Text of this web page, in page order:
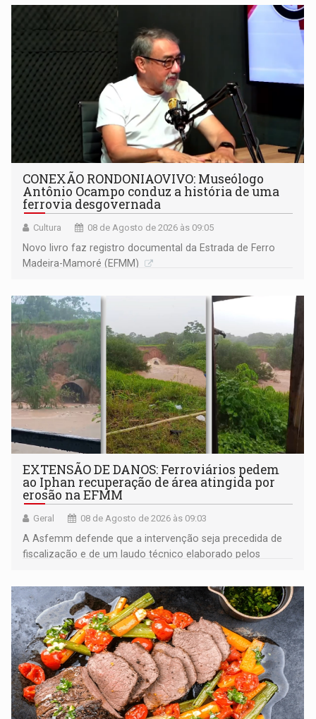
CONEXÃO RONDONIAOVIVO: Museólogo
Antônio Ocampo conduz a história de uma
ferrovia desgovernada
Cultura 08 de Agosto de 2026 às 09:05
Novo livro faz registro documental da Estrada de Ferro
Madeira-Mamoré (EFMM)
EXTENSÃO DE DANOS: Ferroviários pedem
ao Iphan recuperação de área atingida por
erosão na EFMM
Geral 08 de Agosto de 2026 às 09:03
A Asfemm defende que a intervenção seja precedida de
fiscalização e de um laudo técnico elaborado pelos